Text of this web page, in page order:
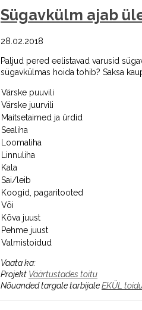
Sügavkülm ajab
28.02.2018
Paljud pered eelistavad varusid
sügavkülmas hoida tohib? Saksa
Värske puuvili
Värske juurvili
Maitsetaimed ja ürdid
Sealiha
Loomaliha
Linnuliha
Kala
Sai/leib
Koogid, pagaritooted
Või
Kõva juust
Pehme juust
Valmistoidud
Vaata ka:
Projekt Väärtustades toitu
Nõuanded targale tarbijaleEKÜL